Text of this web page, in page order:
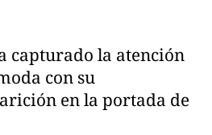
capturado la atención
con su
en la portada de